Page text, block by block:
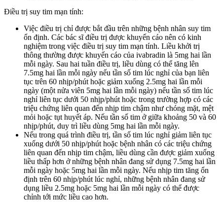
Điều trị suy tim mạn tính:
Việc điều trị chỉ được bắt đầu trên những bệnh nhân suy tim
ổn định. Các bác sĩ điều trị được khuyến cáo nên có kinh
nghiệm trong việc điều trị suy tim mạn tính. Liều khởi trị
thông thường được khuyến cáo của ivabradin là 5mg hai lần
mỗi ngày. Sau hai tuần điều trị, liều dùng có thể tăng lên
7.5mg hai lần mỗi ngày nếu tần số tim lúc nghỉ của bạn liên
tục trên 60 nhịp/phút hoặc giảm xuống 2.5mg hai lần mỗi
ngày (một nửa viên 5mg hai lần mỗi ngày) nếu tần số tim lúc
nghỉ liên tục dưới 50 nhịp/phút hoặc trong trường hợp có các
triệu chứng liên quan đến nhịp tim chậm như chóng mặt, mệt
mỏi hoặc tụt huyết áp. Nếu tần số tim ở giữa khoảng 50 và 60
nhịp/phút, duy trì liều dùng 5mg hai lần mỗi ngày.
Nếu trong quá trình điều trị, tần số tim lúc nghỉ giảm liên tục
xuống dưới 50 nhịp/phút hoặc bệnh nhân có các triệu chứng
liên quan đến nhịp tim chậm, liều dùng cần được giảm xuống
liều thấp hơn ở những bệnh nhân đang sử dụng 7.5mg hai lần
mỗi ngày hoặc 5mg hai lần mỗi ngày. Nếu nhịp tim tăng ổn
định trên 60 nhịp/phút lúc nghỉ, những bệnh nhân đang sử
dụng liều 2.5mg hoặc 5mg hai lần mỗi ngày có thể được
chỉnh tới mức liều cao hơn.